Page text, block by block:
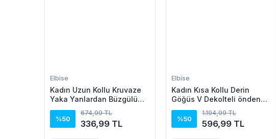
Elbise
Kadın Uzun Kollu Kruvaze
Yaka Yanlardan Büzgülü
Kadife Elbise
%50
674,99 TL
336,99 TL
Elbise
Kadın Kısa Kollu Derin
Göğüs V Dekolteli önden
Düğmeli Leopar Desenli
Kısa Süprem Elbise
%50
1.194,99 TL
596,99 TL